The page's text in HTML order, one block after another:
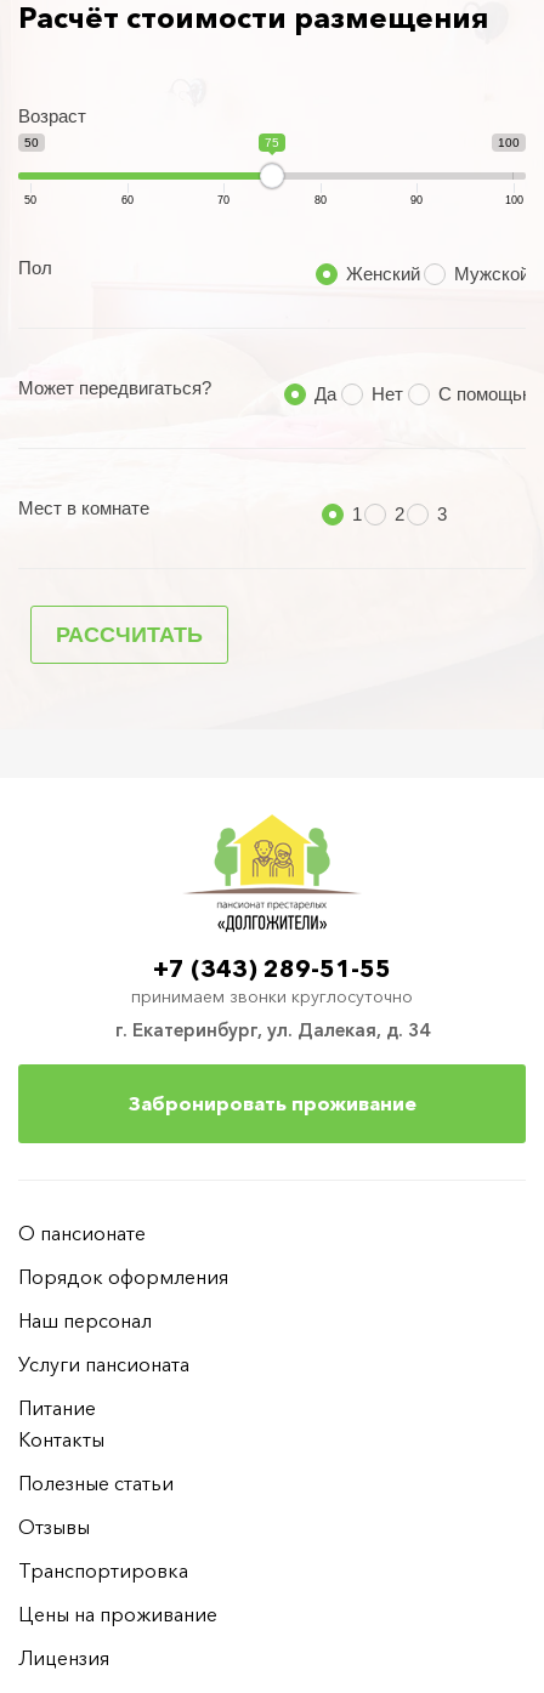
Расчёт стоимости размещения
г. Екатеринбург, ул. Далекая, д. 34
+7 (343) 289-51-55
принимаем звонки круглосуточно
Забронировать проживание
О пансионате
Порядок оформления
Наш персонал
Услуги пансионата
Питание
Контакты
Полезные статьи
Отзывы
Транспортировка
Цены на проживание
Лицензия